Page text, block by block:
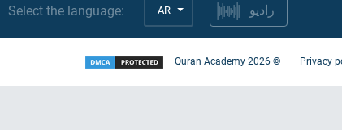
Select the language: AR راديو
Privacy
©
2026